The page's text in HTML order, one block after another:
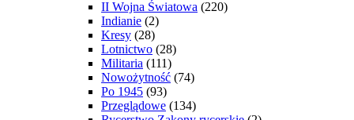
II Wojna Światowa (220)
Indianie (2)
Kresy (28)
Lotnictwo (28)
Militaria (111)
Nowożytność (74)
Po 1945 (93)
Przeglądowe (134)